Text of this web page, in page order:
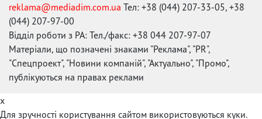
reklama@mediadim.com.ua Тел: +38 (044) 207-33-05, +38
(044) 207-97-00
Відділ роботи з РА: Тел./факс: +38 044 207-97-07
Матеріали, що позначені знаками "Реклама", "PR",
"Спецпроект", "Новини компаній", "Актуально", "Промо",
публікуються на правах реклами
x
Для зручності користування сайтом використовуються куки.